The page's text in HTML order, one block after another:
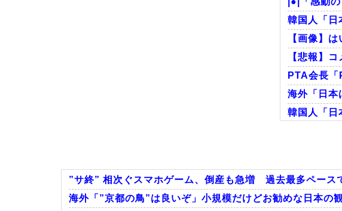
韓国人「日
【画像】
【悲報】
PTA会長「
海外「日本
韓国人「
韓国人「韓
”サ終” 相次ぐスマホゲーム、倒産も急増 過去最多ペー
海外「”京都の鳥”は良いぞ」小規模だけどお勧めな日本の